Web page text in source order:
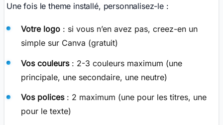
Une fois le theme installé, personnalisez-le :
Votre logo: si vous n’en avez pas, creez-en un
simple sur Canva (gratuit)
Vos couleurs: 2-3 couleurs maximum (une
principale, une secondaire, une neutre)
Vos polices: 2 maximum (une pour les titres, une
pour le texte)